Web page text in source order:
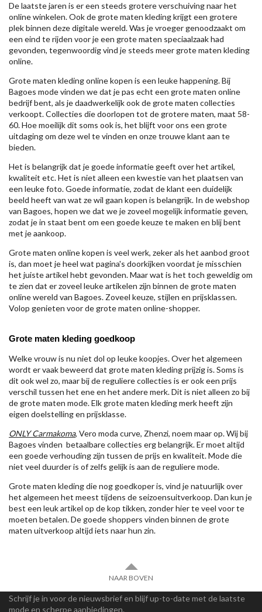
De laatste jaren is er een steeds grotere verschuiving naar het
online winkelen. Ook de grote maten kleding krijgt een grotere
plek binnen deze digitale wereld. Was je vroeger genoodzaakt om
een eind te rijden voor je een grote maten speciaalzaak had
gevonden, tegenwoordig vind je steeds meer grote maten kleding
online.
Grote maten kleding online kopen is een leuke happening. Bij
Bagoes mode vinden we dat je pas echt een grote maten online
bedrijf bent, als je daadwerkelijk ook de grote maten collecties
verkoopt. Collecties die doorlopen tot de grotere maten, maat 58-
60. Hoe moeilijk dit soms ook is, het blijft voor ons een grote
uitdaging om deze wel te vinden en onze trouwe klant aan te
bieden.
Het is belangrijk dat je goede informatie geeft over het artikel,
kwaliteit etc. Het is niet alleen een kwestie van het plaatsen van
een leuke foto. Goede informatie, zodat de klant een duidelijk
beeld heeft van wat ze wil gaan kopen is belangrijk. In de webshop
van Bagoes, hopen we dat we je zoveel mogelijk informatie geven,
zodat je in staat bent om een goede keuze te maken en blij bent
met je aankoop.
Grote maten online kopen is veel werk, zeker als het aanbod groot
is, dan moet je heel wat pagina's doorkijken voordat je misschien
het juiste artikel hebt gevonden. Maar wat is het toch geweldig om
te zien dat er zoveel leuke artikelen zijn binnen de grote maten
online wereld van Bagoes. Zoveel keuze, stijlen en prijsklassen.
Volop genieten voor de grote maten online-shopper.
Grote maten kleding goedkoop
Welke vrouw is nu niet dol op leuke koopjes. Over het algemeen
wordt er vaak beweerd dat grote maten kleding prijzig is. Soms is
dit ook wel zo, maar bij de reguliere collecties is er ook een prijs
verschil tussen het ene en het andere merk. Dit is niet alleen zo bij
de grote maten mode. Elk grote maten kleding merk heeft zijn
eigen doelstelling en prijsklasse.
ONLY Carmakoma, Vero moda curve, Zhenzi, noem maar op. Wij bij
Bagoes vinden betaalbare collecties erg belangrijk. Er moet altijd
een goede verhouding zijn tussen de prijs en kwaliteit. Mode die
niet veel duurder is of zelfs gelijk is aan de reguliere mode.
Grote maten kleding die nog goedkoper is, vind je natuurlijk over
het algemeen het meest tijdens de seizoensuitverkoop. Dan kun je
best een leuk artikel op de kop tikken, zonder hier te veel voor te
moeten betalen. De goede shoppers vinden binnen de grote
maten uitverkoop altijd iets naar hun zin.
NAAR BOVEN
Schrijf je in voor de nieuwsbrief en blijf up-to-date met de laatste
mode en scherpe aanbiedingen.